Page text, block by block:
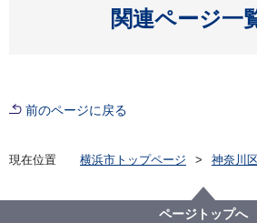
関連ページ一
開く
前のページに戻る
現在位置 横浜市トップページ
神奈川
区長瓦版（令和６年度）
横浜市中央卸売市場で育む食への
ページトップへ